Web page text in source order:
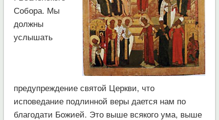
Собора. Мы
должны
услышать
предупреждение святой Церкви, что
исповедание подлинной веры дается нам по
благодати Божией. Это выше всякого ума, выше